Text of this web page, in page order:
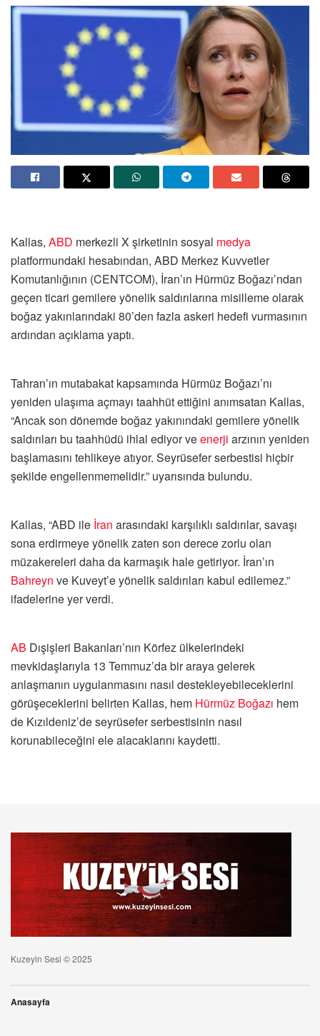
Kallas, ABD merkezli X şirketinin sosyal medya
platformundaki hesabından, ABD Merkez Kuvvetler
Komutanlığının (CENTCOM), İran’ın Hürmüz Boğazı’ndan
geçen ticari gemilere yönelik saldırılarına misilleme olarak
boğaz yakınlarındaki 80’den fazla askeri hedefi vurmasının
ardından açıklama yaptı.
Tahran’ın mutabakat kapsamında Hürmüz Boğazı’nı
yeniden ulaşıma açmayı taahhüt ettiğini anımsatan Kallas,
“Ancak son dönemde boğaz yakınındaki gemilere yönelik
saldırıları bu taahhüdü ihlal ediyor veenerji arzının yeniden
başlamasını tehlikeye atıyor. Seyrüsefer serbestisi hiçbir
şekilde engellenmemelidir.” uyarısında bulundu.
Kallas, “ABD ile İran arasındaki karşılıklı saldırılar, savaşı
sona erdirmeye yönelik zaten son derece zorlu olan
müzakereleri daha da karmaşık hale getiriyor. İran’ın
Bahreyn ve Kuveyt’e yönelik saldırıları kabul edilemez.”
ifadelerine yer verdi.
AB Dışişleri Bakanları’nın Körfez ülkelerindeki
mevkidaşlarıyla 13 Temmuz’da bir araya gelerek
anlaşmanın uygulanmasını nasıl destekleyebileceklerini
görüşeceklerini belirten Kallas, hem Hürmüz Boğazı hem
de Kızıldeniz’de seyrüsefer serbestisinin nasıl
korunabileceğini ele alacaklarını kaydetti.
Kuzeyin Sesi © 2025
Anasayfa